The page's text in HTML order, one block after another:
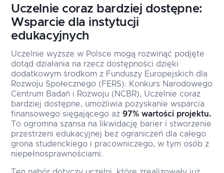
Uczelnie coraz bardziej dostępne:
Wsparcie dla instytucji
edukacyjnych
Uczelnie wyższe w Polsce mogą rozwinąć podjęte
dotąd działania na rzecz dostępności dzięki
dodatkowym środkom z Funduszy Europejskich dla
Rozwoju Społecznego (FERS). Konkurs Narodowego
Centrum Badań i Rozwoju (NCBR), Uczelnie coraz
bardziej dostępne, umożliwia pozyskanie wsparcia
finansowego sięgającego aż97% wartości projektu.
To ogromna szansa na likwidację barier i stworzenie
przestrzeni edukacyjnej bez ograniczeń dla całego
grona studenckiego i pracowniczego, w tym osób z
niepełnosprawnościami.